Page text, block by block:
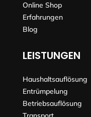
Online Shop
Erfahrungen
Blog
LEISTUNGEN
Haushaltsauflösung
Entrümpelung
Betriebsauflösung